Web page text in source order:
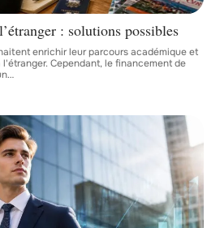
: solutions possibles
enrichir leur parcours académique et
Cependant, le financement de
…